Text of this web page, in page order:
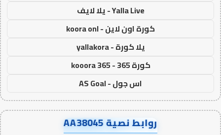
Yalla Live - يلا لايف
كورة اون لاين - koora onl
يلا كورة - yallakora
كورة 365 - kooora 365
اس جول - AS Goal
روابط نصية AA38045